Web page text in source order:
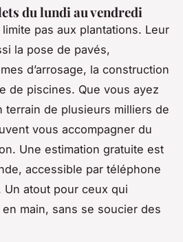
du lundi au vendredi
pas aux plantations. Leur
la pose de pavés,
d’arrosage, la construction
de piscines. Que vous ayez
terrain de plusieurs milliers de
vous accompagner du
Une estimation gratuite est
accessible par téléphone
Un atout pour ceux qui
main, sans se soucier des